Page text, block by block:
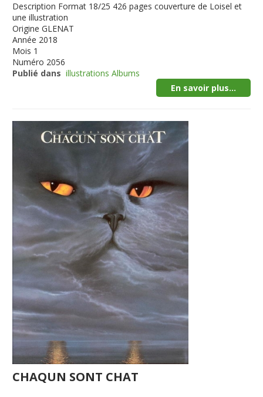
Description Format 18/25 426 pages couverture de Loisel et
une illustration
Origine GLENAT
Année 2018
Mois 1
Numéro 2056
Publié dans illustrations Albums
En savoir plus...
CHAQUN SONT CHAT